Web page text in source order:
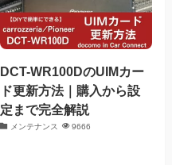
DCT-WR100DのUIMカー
ド更新方法｜購入から設
定まで完全解説
メンテナンス 9666